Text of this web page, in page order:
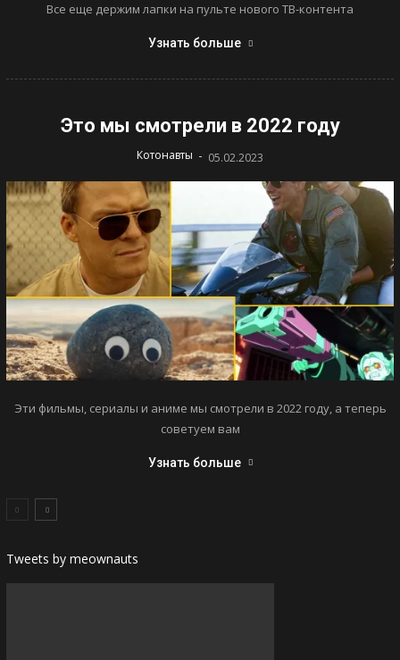
Все еще держим лапки на пульте нового ТВ-контента
Узнать больше
Это мы смотрели в 2022 году
Котонавты - 05.02.2023
Эти фильмы, сериалы и аниме мы смотрели в 2022 году, а теперь
советуем вам
Узнать больше
Tweets by meownauts